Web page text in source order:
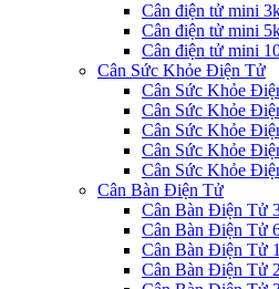
Cân điện tử mini
Cân điện tử mini
Cân điện tử mini
Cân Sức Khỏe Điện Tử
Cân Sức Khỏe
Cân Sức Khỏe
Cân Sức Khỏe
Cân Sức Khỏe
Cân Sức Khỏe
Cân Bàn Điện Tử
Cân Bàn Điện Tử
Cân Bàn Điện Tử
Cân Bàn Điện Tử
Cân Bàn Điện Tử